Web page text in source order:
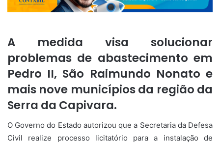
A medida visa solucionar
problemas de abastecimento em
Pedro II, São Raimundo Nonato e
mais nove municípios da região da
Serra da Capivara.
O Governo do Estado autorizou que a Secretaria da Defesa
Civil realize processo licitatório para a instalação de